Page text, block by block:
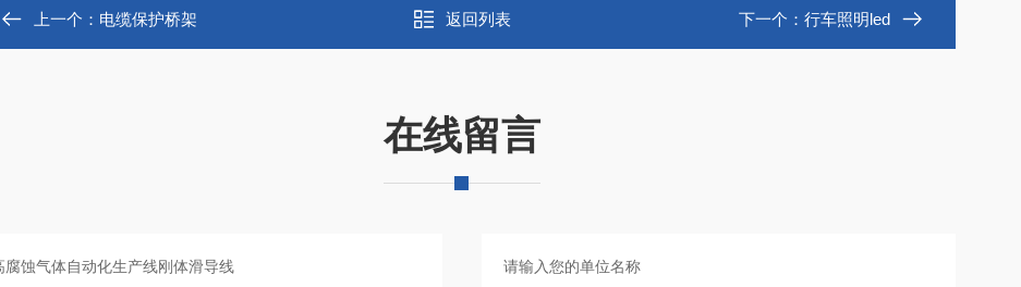
上一个： 电缆保护桥架 返回列表 下一个： 行车照明led
在线留言